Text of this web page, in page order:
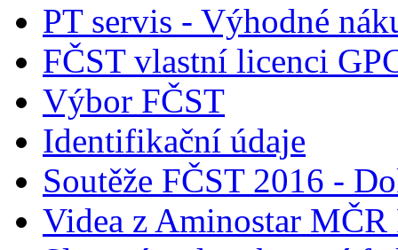
PT servis - Výhodné
FČST vlastní licenci
Výbor FČST
Identifikační údaje
Soutěže FČST 2016 -
Videa z Aminostar MČR